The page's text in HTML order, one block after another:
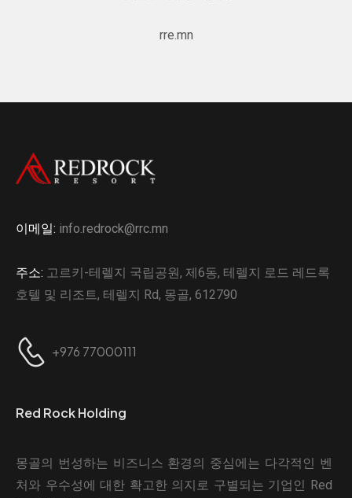
rre.mn
이메일: info.redrock@rrc.mn
주소: 고르키-테렐지 국립공원, 제6동, 테렐지 로드 레드록
호텔 및 리조트, 테렐지 Rd, 몽골, 612790
+976 77000111
Red Rock Holding
몽골의 번성하는 비즈니스 환경의 중심에는 다각적인 벤
처와 우수성에 대한 확고한 의지로 구별되는 기업인 Red